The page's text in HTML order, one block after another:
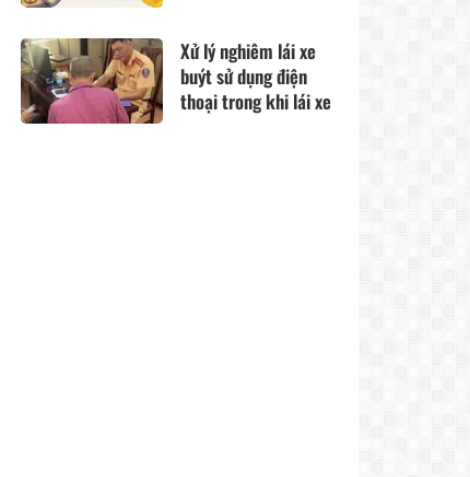
Xử lý nghiêm lái xe
buýt sử dụng điện
thoại trong khi lái xe